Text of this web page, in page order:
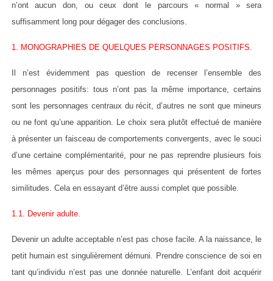
n’ont aucun don, ou ceux dont le parcours « normal » sera
suffisamment long pour dégager des conclusions.
1. MONOGRAPHIES DE QUELQUES PERSONNAGES POSITIFS.
Il n’est évidemment pas question de recenser l’ensemble des
personnages positifs: tous n’ont pas la même importance, certains
sont les personnages centraux du récit, d’autres ne sont que mineurs
ou ne font qu’une apparition. Le choix sera plutôt effectué de manière
à présenter un faisceau de comportements convergents, avec le souci
d’une certaine complémentarité, pour ne pas reprendre plusieurs fois
les mêmes aperçus pour des personnages qui présentent de fortes
similitudes. Cela en essayant d’être aussi complet que possible.
1.1. Devenir adulte.
Devenir un adulte acceptable n’est pas chose facile. A la naissance, le
petit humain est singulièrement démuni. Prendre conscience de soi en
tant qu’individu n’est pas une donnée naturelle. L’enfant doit acquérir